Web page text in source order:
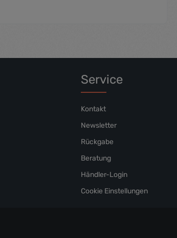
no sea takimata sanctus est Lorem ipsum dolor
no sea takimata sanctus est Lorem ipsum
Service
Kontakt
Newsletter
Rückgabe
Beratung
Händler-Login
Cookie Einstellungen